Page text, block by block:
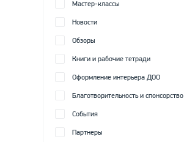
Мастер-классы
Новости
Обзоры
Книги и рабочие тетради
Оформление интерьера ДОО
Благотворительность и спонсорство
События
Партнеры